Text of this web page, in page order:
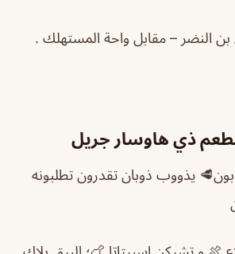
النضر – مقابل واحة المستهلك .
ذي هاوسار جريل
يذووب ذوبان تقدرون تطلبونه